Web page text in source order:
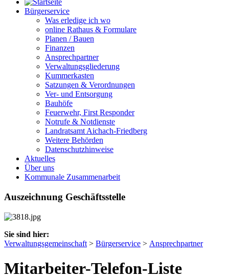
Bürgerservice
Was erledige ich wo
online Rathaus & Formulare
Planen / Bauen
Finanzen
Ansprechpartner
Verwaltungsgliederung
Kummerkasten
Satzungen & Verordnungen
Ver- und Entsorgung
Bauhöfe
Feuerwehr, First Responder
Notrufe & Notdienste
Landratsamt Aichach-Friedberg
Weitere Behörden
Datenschutzhinweise
Aktuelles
Über uns
Kommunale Zusammenarbeit
Auszeichnung Geschäftsstelle
Sie sind hier:
Verwaltungsgemeinschaft > Bürgerservice > Ansprechpartner
Mitarbeiter-Telefon-Liste